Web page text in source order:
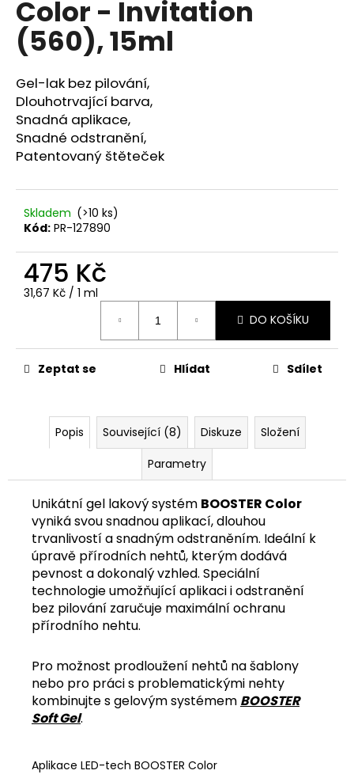
Color - Invitation
(560), 15ml
Gel-lak bez pilování,
Dlouhotrvající barva,
Snadná aplikace,
Snadné odstranění,
Patentovaný štěteček
Skladem (>10 ks)
Kód: PR-127890
475 Kč
Měrná
31,67 Kč / 1 ml
DO KOŠÍKU
Zeptat se Hlídat Sdílet
Popis Související (8) Diskuze
Složení
Parametry
Unikátní gel lakový systém BOOSTER Color
vyniká svou snadnou aplikací, dlouhou
trvanlivostí a snadným odstraněním. Ideální k
úpravě přírodních nehtů, kterým dodává
pevnost a dokonalý vzhled. Speciální
technologie umožňující aplikaci i odstranění
bez pilování zaručuje maximální ochranu
přírodního nehtu.
Pro možnost prodloužení nehtů na šablony
nebo pro práci s problematickými nehty
kombinujte s gelovým systémem BOOSTER
Soft Gel.
Aplikace LED-tech BOOSTER Color
a
j
í
t
?
D
o
p
u